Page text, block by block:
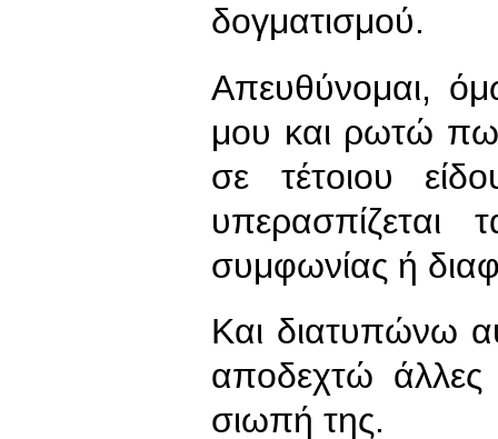
δογματισμού.
Απευθύνομαι,
μου και ρωτώ
σε τέτοιου
υπερασπίζεται
συμφωνίας ή
Και διατυπώνω
αποδεχτώ άλλες
σιωπή της.